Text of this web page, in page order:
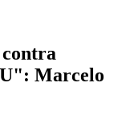
Marcelo